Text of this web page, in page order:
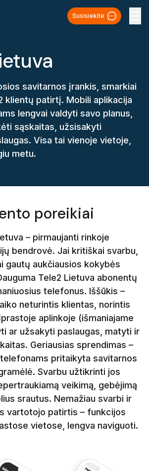
Susisiekite
savitarnos įrankis, smarkiai
klientų patirtį. Mobili aplikacija
lengvai valdyti savo planus,
sąskaitas, užsisakyti
Visa tai vienoje vietoje,
metu.
poreikiai
– pirmaujanti rinkoje
bendrovė. Jai kritiškai svarbu,
gautų aukčiausios kokybės
Tele2 Lietuva abonentų
telefonus. Iššūkis –
neturintis klientas, norintis
aplinkoje (išmaniajame
ar užsakyti paslaugas, matyti ir
Geriausias sprendimas –
pritaikyta savitarnos
Svarbu užtikrinti jos
veikimą, gebėjimą
srautus. Nemažiau svarbi ir
vartotojo patirtis – funkcijos
vietose, lengva naviguoti.